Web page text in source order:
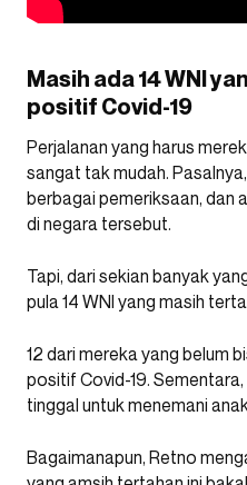
Masih ada 14 WNI
positif Covid-19
Perjalanan yang harus
sangat tak mudah.
berbagai pemeriksaan, dan
di negara tersebut.
Tapi, dari sekian banyak
pula 14 WNI yang masih
12 dari mereka yang belum
positif Covid-19.
tinggal untuk menemani
Bagaimanapun, Retno